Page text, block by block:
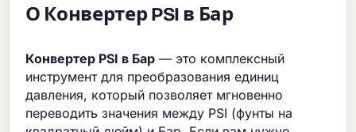
О Конвертер PSI в Бар
Конвертер PSI в Бар — это комплексный
инструмент для преобразования единиц
давления, который позволяет мгновенно
переводить значения между PSI (фунты на